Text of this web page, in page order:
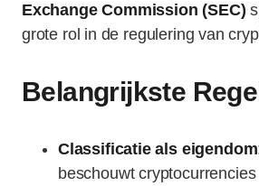
Exchange Commission (SEC)
grote rol in de regulering van
Belangrijkste
Classificatie als eigendom
beschouwt